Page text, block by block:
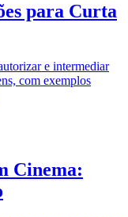
para Curta
e intermediar
com exemplos
Cinema: